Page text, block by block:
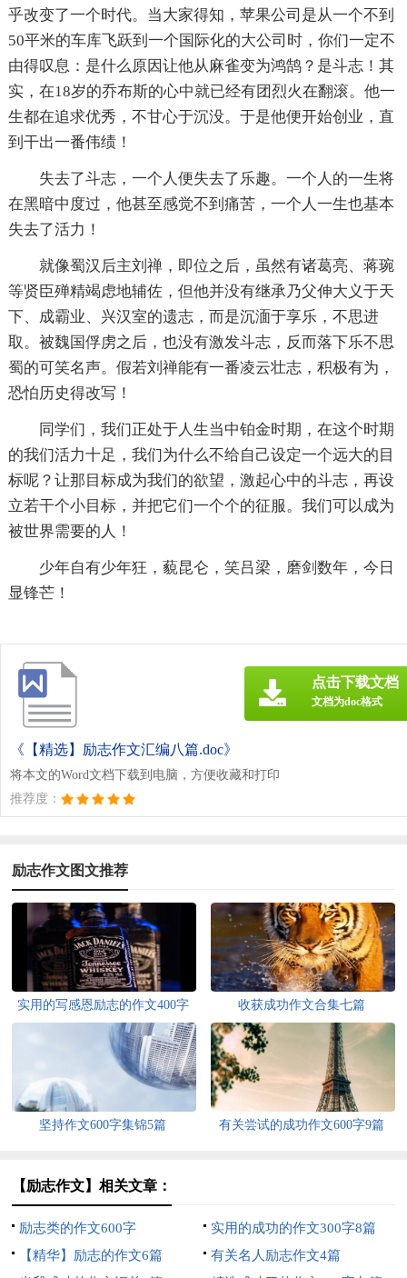
乎改变了一个时代。当大家得知，苹果公司是从一个不到
50平米的车库飞跃到一个国际化的大公司时，你们一定不
由得叹息：是什么原因让他从麻雀变为鸿鹄？是斗志！其
实，在18岁的乔布斯的心中就已经有团烈火在翻滚。他一
生都在追求优秀，不甘心于沉没。于是他便开始创业，直
到干出一番伟绩！
失去了斗志，一个人便失去了乐趣。一个人的一生将
在黑暗中度过，他甚至感觉不到痛苦，一个人一生也基本
失去了活力！
就像蜀汉后主刘禅，即位之后，虽然有诸葛亮、蒋琬
等贤臣殚精竭虑地辅佐，但他并没有继承乃父伸大义于天
下、成霸业、兴汉室的遗志，而是沉湎于享乐，不思进
取。被魏国俘虏之后，也没有激发斗志，反而落下乐不思
蜀的可笑名声。假若刘禅能有一番凌云壮志，积极有为，
恐怕历史得改写！
同学们，我们正处于人生当中铂金时期，在这个时期
的我们活力十足，我们为什么不给自己设定一个远大的目
标呢？让那目标成为我们的欲望，激起心中的斗志，再设
立若干个小目标，并把它们一个个的征服。我们可以成为
被世界需要的人！
少年自有少年狂，藐昆仑，笑吕梁，磨剑数年，今日
显锋芒！
《【精选】励志作文汇编八篇.doc》
将本文的Word文档下载到电脑，方便收藏和打印
推荐度：
点击下载文档
文档为doc格式
励志作文图文推荐
实用的写感恩励志的作文400字
三篇
收获成功作文合集七篇
坚持作文600字集锦5篇 有关尝试的成功作文600字9篇
【励志作文】相关文章：
励志类的作文600字
实用的成功的作文300字8篇
【精华】励志的作文6篇
有关名人励志作文4篇